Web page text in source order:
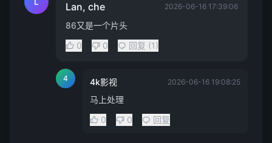
Lan, che 2026-06-16 17:39:06
86又是一个片头
0
0 回复 (1)
4 4k影视 2026-06-16 19:08:25
马上处理
0
0 回复